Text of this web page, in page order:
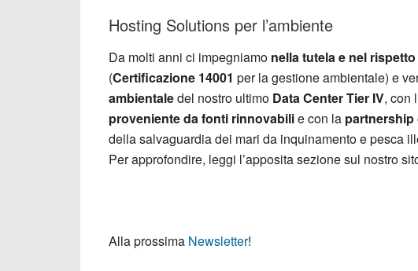
Hosting Solutions per l’ambiente
Da molti anni ci impegniamo nella tutela e nel
(Certificazione 14001 per la gestione ambientale) e
ambientaledel nostro ultimo Data Center Tier IV, con
proveniente da fonti rinnovabilie con la partnership
della salvaguardia dei mari da inquinamento e pesca
Per approfondire, leggi l’apposita sezione sul nostro
Alla prossima Newsletter!